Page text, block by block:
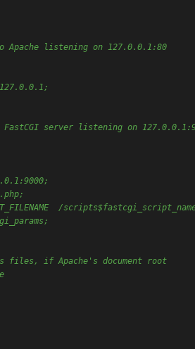
Apache listening on 127.0.0.1:80
server listening on
/
files, if Apache's document root